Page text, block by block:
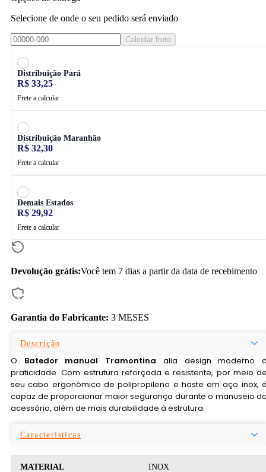
Selecione de onde o seu pedido será enviado
Calcular frete
Distribuição Pará
R$ 33,25
Frete a calcular
Distribuição Maranhão
R$ 32,30
Frete a calcular
Demais Estados
R$ 29,92
Frete a calcular
Devolução grátis:Você tem 7 dias a partir da data de recebimento
Garantia do Fabricante: 3 MESES
Descrição
O Batedor manual Tramontina alia design moderno
praticidade. Com estrutura reforçada e resistente, por meio
seu cabo ergonômico de polipropileno e haste em aço inox,
capaz de proporcionar maior segurança durante o manuseio
acessório, além de mais durabilidade à estrutura.
Características
MATERIAL INOX